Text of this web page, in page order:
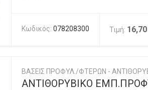
Κωδικός: 078208300 Τιμή:
ΒΑΣΕΙΣ ΠΡΟΦΥΛ./ΦΤΕΡΩΝ -
ΑΝΤΙΘΟΡΥΒΙΚΟ